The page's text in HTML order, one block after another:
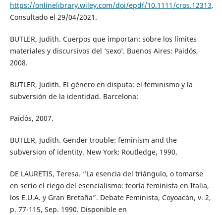
https://onlinelibrary.wiley.com/doi/epdf/10.1111/cros.12313.
Consultado el 29/04/2021.
BUTLER, Judith. Cuerpos que importan: sobre los límites
materiales y discursivos del ‘sexo’. Buenos Aires: Paidós,
2008.
BUTLER, Judith. El género en disputa: el feminismo y la
subversión de la identidad. Barcelona:
Paidós, 2007.
BUTLER, Judith. Gender trouble: feminism and the
subversion of identity. New York: Routledge, 1990.
DE LAURETIS, Teresa. “La esencia del triángulo, o tomarse
en serio el riego del esencialismo: teoría feminista en Italia,
los E.U.A. y Gran Bretaña”. Debate Feminista, Coyoacán, v. 2,
p. 77-115, Sep. 1990. Disponible en